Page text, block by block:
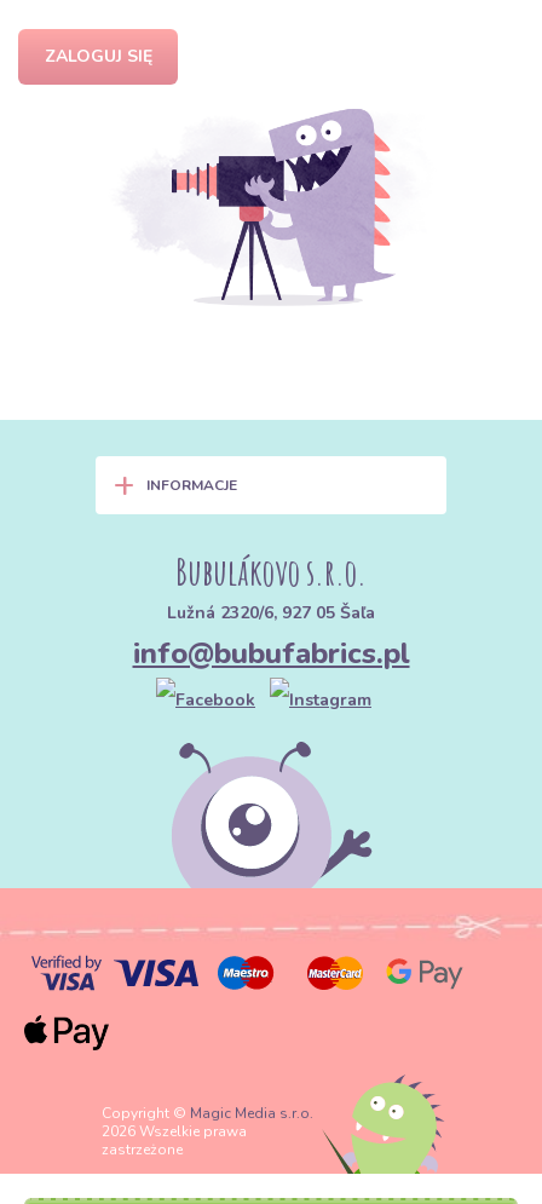
ZALOGUJ SIĘ
+ INFORMACJE
Bubulákovo s.r.o.
Lužná 2320/6, 927 05 Šaľa
info@bubufabrics.pl
Copyright © Magic Media s.r.o.
2026 Wszelkie prawa
zastrzeżone